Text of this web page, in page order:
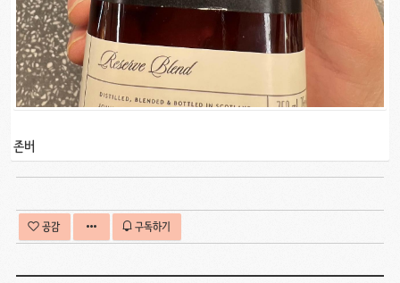
존버
공감 구독하기